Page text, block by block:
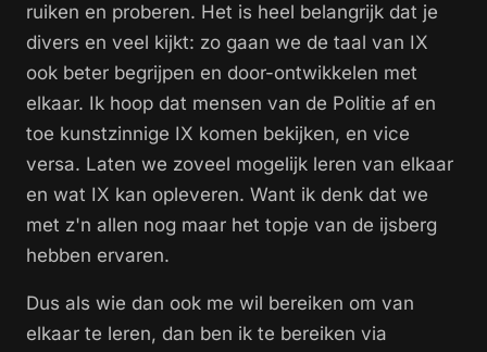
ruiken en proberen. Het is heel belangrijk dat je
divers en veel kijkt: zo gaan we de taal van IX
ook beter begrijpen en door-ontwikkelen met
elkaar. Ik hoop dat mensen van de Politie af en
toe kunstzinnige IX komen bekijken, en vice
versa. Laten we zoveel mogelijk leren van elkaar
en wat IX kan opleveren. Want ik denk dat we
met z'n allen nog maar het topje van de ijsberg
hebben ervaren.
Dus als wie dan ook me wil bereiken om van
elkaar te leren, dan ben ik te bereiken via